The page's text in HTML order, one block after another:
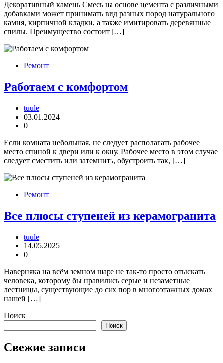
Декоративный камень Смесь на основе цемента с различными
добавками может принимать вид разных пород натурального
камня, кирпичной кладки, а также имитировать деревянные
спилы. Преимущество состоит […]
Ремонт
Работаем с комфортом
tuule
03.01.2024
0
Если комната небольшая, не следует располагать рабочее
место спиной к двери или к окну. Рабочее место в этом случае
следует сместить или затемнить, обустроить так, […]
Ремонт
Все плюсы ступеней из керамогранита
tuule
14.05.2025
0
Наверняка на всём земном шаре не так-то просто отыскать
человека, которому бы нравились серые и незаметные
лестницы, существующие до сих пор в многоэтажных домах
нашей […]
Поиск
Поиск
Свежие записи